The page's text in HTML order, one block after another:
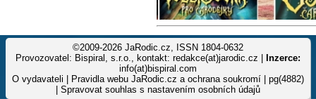
©2009-2026 JaRodic.cz, ISSN 1804-0632
Provozovatel: Bispiral, s.r.o., kontakt: redakce(at)jarodic.cz |
Inzerce:
info(at)bispiral.com
O vydavateli
Pravidla webu JaRodic.cz a ochrana soukromí | pg(4882)
Spravovat souhlas s nastavením osobních údajů